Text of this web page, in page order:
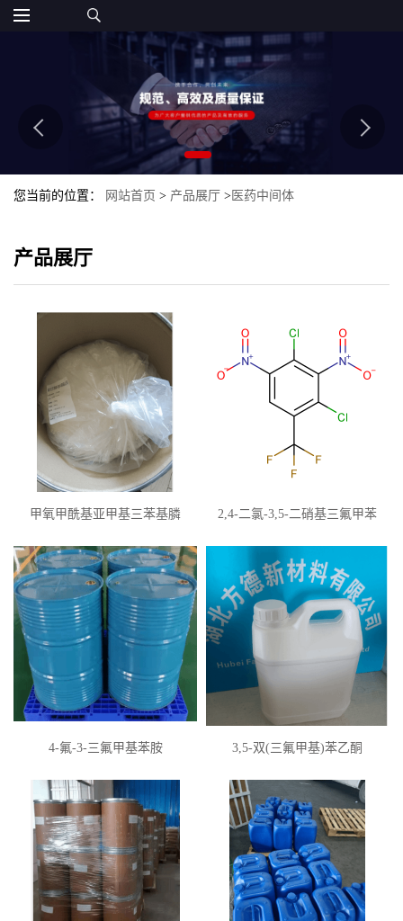
您当前的位置： 网站首页 > 产品展厅 >医药中间体
产品展厅
甲氧甲酰基亚甲基三苯基膦 2,4-二氯-3,5-二硝基三氟甲苯
4-氟-3-三氟甲基苯胺 3,5-双(三氟甲基)苯乙酮